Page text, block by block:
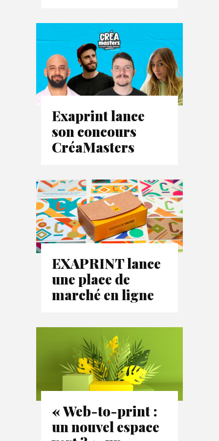
Exaprint lance
son concours
CréaMasters
EXAPRINT lance
une place de
marché en ligne
« Web-to-print :
un nouvel espace